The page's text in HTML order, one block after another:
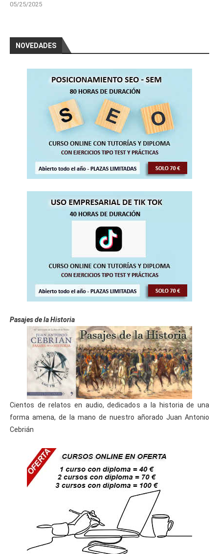
05/25/2025
NOVEDADES
Pasajes de la Historia
Cientos de relatos en audio, dedicados a la historia de una
forma amena, de la mano de nuestro añorado Juan Antonio
Cebrián